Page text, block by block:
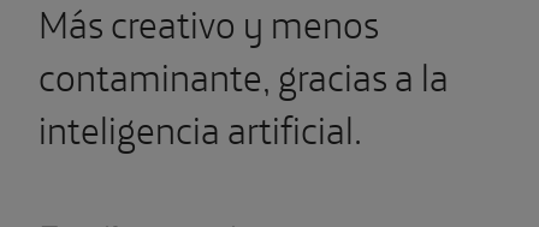
Más creativo y menos
contaminante, gracias a la
inteligencia artificial.